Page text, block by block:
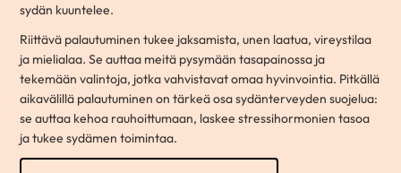
sydän kuuntelee.
Riittävä palautuminen tukee jaksamista, unen laatua, vireystilaa
ja mielialaa. Se auttaa meitä pysymään tasapainossa ja
tekemään valintoja, jotka vahvistavat omaa hyvinvointia. Pitkällä
aikavälillä palautuminen on tärkeä osa sydänterveyden suojelua:
se auttaa kehoa rauhoittumaan, laskee stressihormonien tasoa
ja tukee sydämen toimintaa.